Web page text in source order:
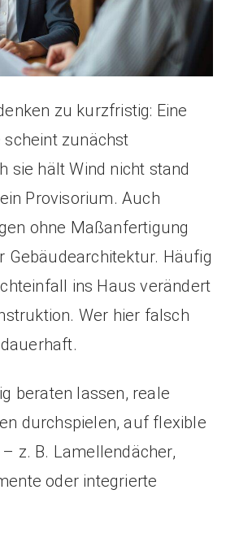
zu kurzfristig: Eine
zunächst
sie hält Wind nicht stand
Provisorium. Auch
ohne Maßanfertigung
Gebäudearchitektur. Häufig
ins Haus verändert
Wer hier falsch
beraten lassen, reale
durchspielen, auf flexible
z. B. Lamellendächer,
oder integrierte